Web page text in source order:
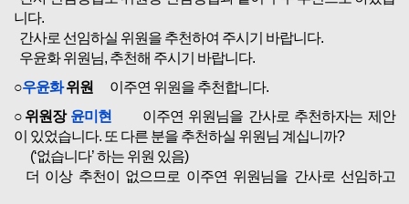
니다.
간사로 선임하실 위원을 추천하여 주시기 바랍니다.
우윤화 위원님, 추천해 주시기 바랍니다.
○우윤화위원
이주연 위원을 추천합니다.
○위원장 윤미현
이주연 위원님을 간사로 추천하자는 제안
이 있었습니다. 또 다른 분을 추천하실 위원님 계십니까?
(‘없습니다’ 하는 위원 있음)
더 이상 추천이 없으므로 이주연 위원님을 간사로 선임하고